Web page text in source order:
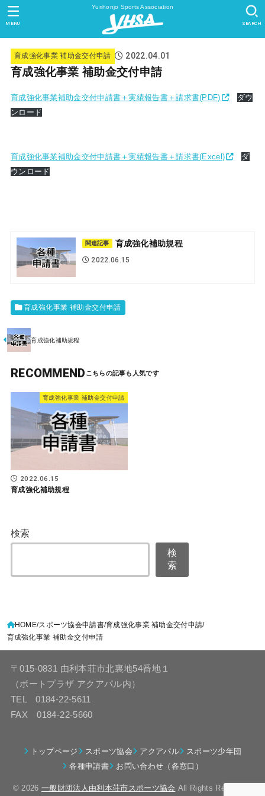
Yurihonjo Sports Association
SEARCH
MENU
育成強化事業 補助金交付申請 2022.04.01
育成強化事業 補助金交付申請
育成強化事業補助金交付申請書＋実績報告書＋請求書(PDF)
ダウ
ンロード
育成強化事業補助金交付申請書＋実績報告書＋請求書(Excel)
ダ
ウンロード
関連記事 育成強化補助規程
2022.06.15
育成強化事業 補助金交付申請
育成強化補助規程
RECOMMEND
育成強化事業 補助金交付申請
2022.06.15
育成強化補助規程
検索
検
索
HOME スポーツ協会申請書 育成強化事業 補助金交付申請
育成強化事業 補助金交付申請
〒015-0831 由利本荘市北裏地54番地１
（ボートプラザ アクアパル内）
TEL 0184-22-5611
FAX 0184-22-5660
トップページ スポーツ協会 アクアパル
スポーツ少年団
各種申請書
お問い合わせ（各窓口）
© 2026 一般財団法人由利本荘市スポーツ協会 All Rights Reserved.